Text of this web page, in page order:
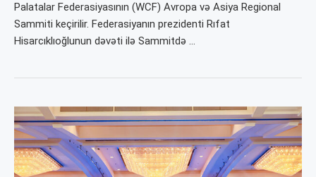
Palatalar Federasiyasının (WCF) Avropa və Asiya Regional
Sammiti keçirilir. Federasiyanın prezidenti Rıfat
Hisarcıklıoğlunun dəvəti ilə Sammitdə …